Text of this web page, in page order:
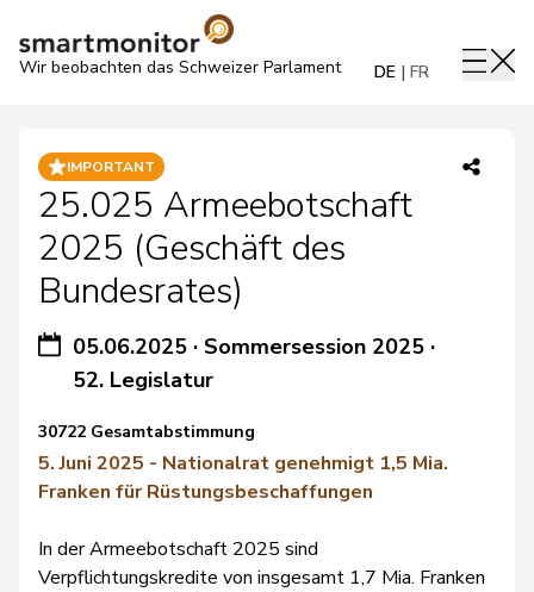
Wir beobachten das Schweizer Parlament DE FR
IMPORTANT
25.025 Armeebotschaft
2025 (Geschäft des
Bundesrates)
05.06.2025 ·Sommersession 2025 ·
52. Legislatur
30722 Gesamtabstimmung
5. Juni 2025 - Nationalrat genehmigt 1,5 Mia.
Franken für Rüstungsbeschaffungen
In der Armeebotschaft 2025 sind
Verpflichtungskredite von insgesamt 1,7 Mia. Franken